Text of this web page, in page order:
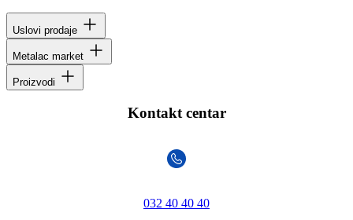
Uslovi prodaje
Metalac market
Proizvodi
Kontakt centar
032 40 40 40